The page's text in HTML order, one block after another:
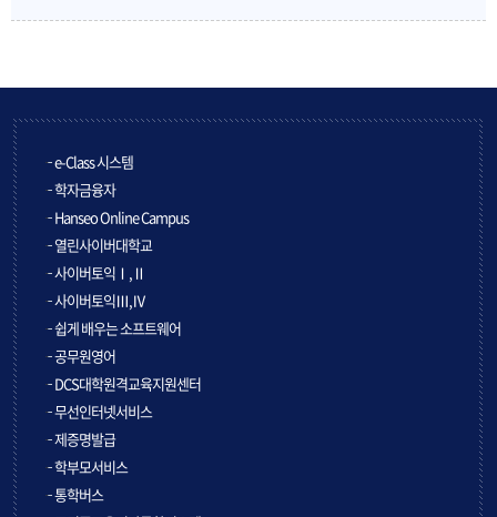
e-Class 시스템
학자금융자
Hanseo Online Campus
열린사이버대학교
사이버토익Ⅰ,Ⅱ
사이버토익Ⅲ,Ⅳ
쉽게 배우는 소프트웨어
공무원영어
DCS대학원격교육지원센터
무선인터넷서비스
제증명발급
학부모서비스
통학버스